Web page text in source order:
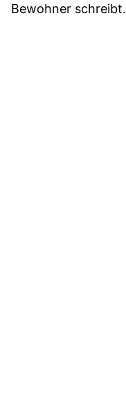
Bewohner schreibt.